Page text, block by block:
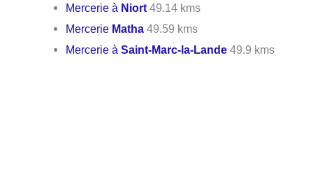
Mercerie à Niort 49.14 kms
Mercerie Matha 49.59 kms
Mercerie àSaint-Marc-la-Lande 49.9 kms